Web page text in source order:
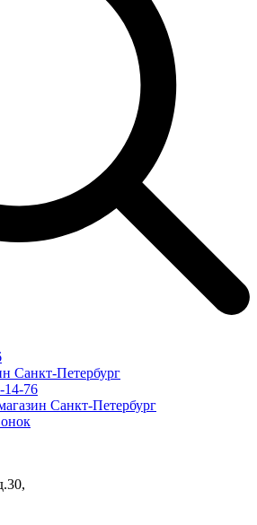
Санкт-Петербург
14-76
Санкт-Петербург